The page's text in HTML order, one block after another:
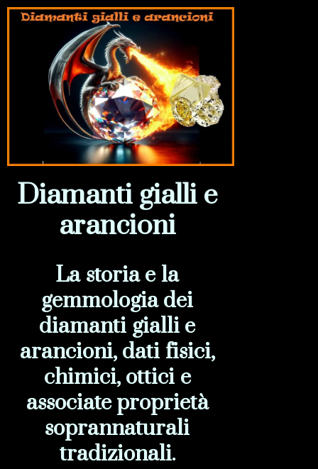
Diamanti gialli e
arancioni
La storia e la
gemmologia dei
diamanti gialli e
arancioni, dati fisici,
chimici, ottici e
associate proprietà
soprannaturali
tradizionali.